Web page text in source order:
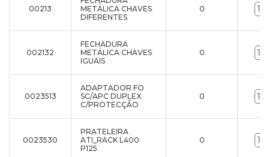
00213
METÁLICA CHAVES
DIFERENTES
0
002132
FECHADURA
METÁLICA CHAVES
IGUAIS
0
0023513
ADAPTADOR FO
SC/APC DUPLEX
C/PROTECÇÃO
0
0023530
PRATELEIRA
ATI_RACK L400
P125
0